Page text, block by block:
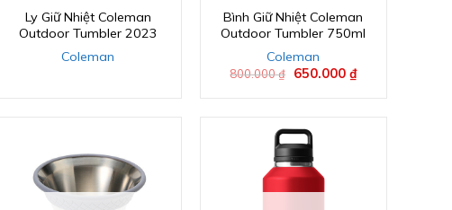
Ly Giữ Nhiệt Coleman
Outdoor Tumbler 2023
Coleman
Bình Giữ Nhiệt Coleman
Outdoor Tumbler 750ml
Coleman
800.000₫ Giá
650.000 ₫Giá